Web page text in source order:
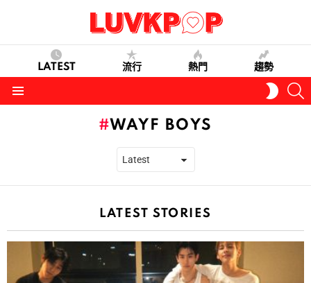
LATEST 流行 熱門 趨勢
SKIN
WAYF BOYS
LATEST STORIES